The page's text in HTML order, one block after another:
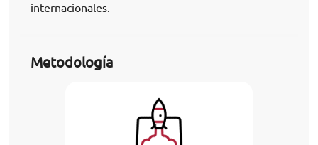
internacionales.
Metodología